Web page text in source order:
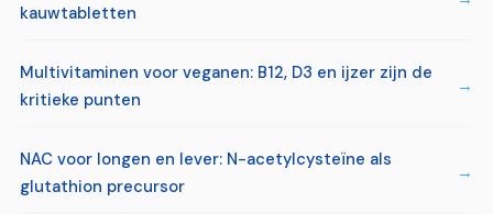
kauwtabletten
Multivitaminen voor veganen: B12, D3 en ijzer zijn de
kritieke punten
NAC voor longen en lever: N-acetylcysteïne als
glutathion precursor